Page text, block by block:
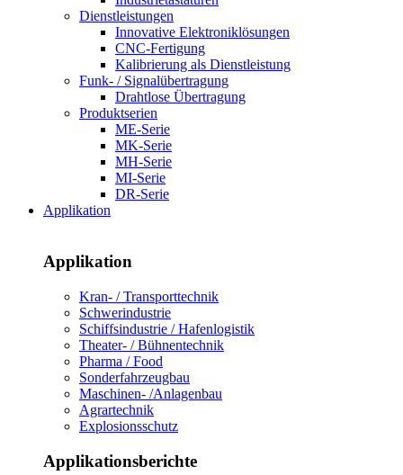
Dienstleistungen
Innovative Elektroniklösungen
CNC-Fertigung
Kalibrierung als Dienstleistung
Funk- / Signalübertragung
Drahtlose Übertragung
Produktserien
ME-Serie
MK-Serie
MH-Serie
MI-Serie
DR-Serie
Applikation
Applikation
Kran- / Transporttechnik
Schwerindustrie
Schiffsindustrie / Hafenlogistik
Theater- / Bühnentechnik
Pharma / Food
Sonderfahrzeugbau
Maschinen- /Anlagenbau
Agrartechnik
Explosionsschutz
Applikationsberichte